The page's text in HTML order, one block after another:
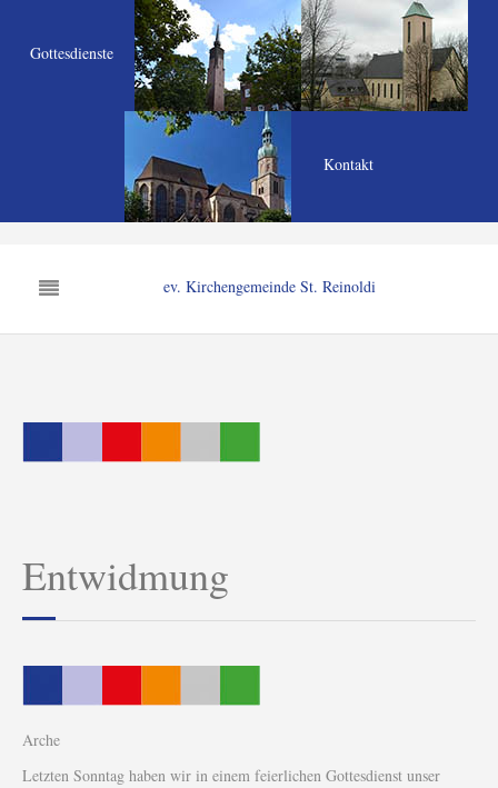
Gottesdienste
Kontakt
ev. Kirchengemeinde St. Reinoldi
Entwidmung
Arche
Letzten Sonntag haben wir in einem feierlichen Gottesdienst unser